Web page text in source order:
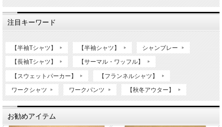
注目キーワード
【半袖Tシャツ】 【半袖シャツ】 シャンブレー
【長袖Tシャツ】 【サーマル・ワッフル】
【スウェットパーカー】 【フランネルシャツ】
ワークシャツ ワークパンツ 【秋冬アウター】
お勧めアイテム